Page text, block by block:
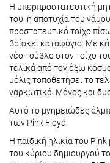
Η υπερπροστατευτική
του, η αποτυχία του
προστατευτικό τοίχο
βρίσκει καταφύγιο. Με
νέο τούβλο στον τοίχο
τελικά από τον έξω
μόλις τοποθετήσει το
ναρκωτικά. Μόνος και
Αυτό το μνημειώδες
των Pink Floyd.
Η παιδική ηλικία του
του κύριου δημιουργού